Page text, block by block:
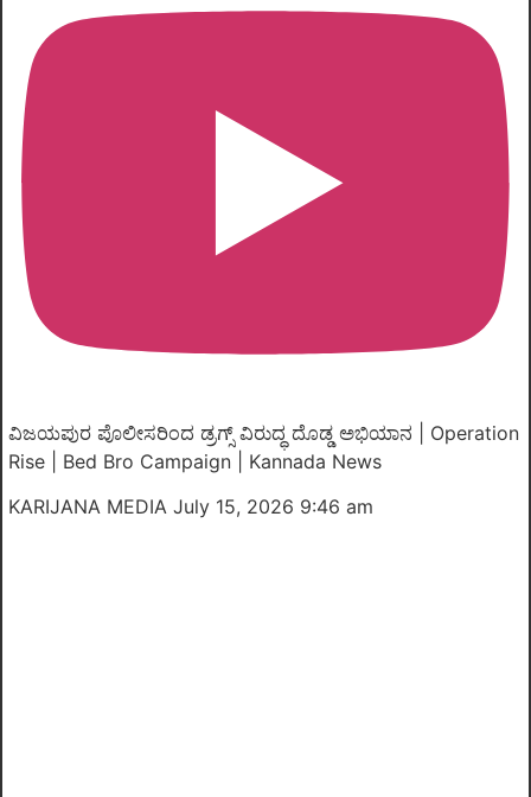
ವಿಜಯಪುರ ಪೊಲೀಸರಿಂದ ಡ್ರಗ್ಸ್ ವಿರುದ್ಧ ದೊಡ್ಡ ಅಭಿಯಾನ | Operation
Rise | Bed Bro Campaign | Kannada News
KARIJANA MEDIA July 15, 2026 9:46 am